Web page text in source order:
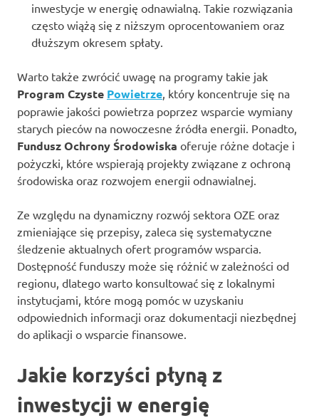
inwestycje w energię odnawialną. Takie rozwiązania
często wiążą się z niższym oprocentowaniem oraz
dłuższym okresem spłaty.
Warto także zwrócić uwagę na programy takie jak
Program Czyste Powietrze, który koncentruje się na
poprawie jakości powietrza poprzez wsparcie wymiany
starych pieców na nowoczesne źródła energii. Ponadto,
Fundusz Ochrony Środowiska oferuje różne dotacje i
pożyczki, które wspierają projekty związane z ochroną
środowiska oraz rozwojem energii odnawialnej.
Ze względu na dynamiczny rozwój sektora OZE oraz
zmieniające się przepisy, zaleca się systematyczne
śledzenie aktualnych ofert programów wsparcia.
Dostępność funduszy może się różnić w zależności od
regionu, dlatego warto konsultować się z lokalnymi
instytucjami, które mogą pomóc w uzyskaniu
odpowiednich informacji oraz dokumentacji niezbędnej
do aplikacji o wsparcie finansowe.
Jakie korzyści płyną z
inwestycji w energię